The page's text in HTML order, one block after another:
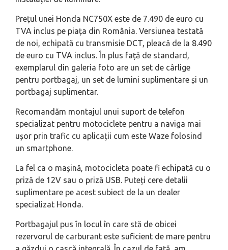
Prețul unei Honda NC750X este de 7.490 de euro cu
TVA inclus pe piața din România. Versiunea testată
de noi, echipată cu transmisie DCT, pleacă de la 8.490
de euro cu TVA inclus. În plus față de standard,
exemplarul din galeria foto are un set de cârlige
pentru portbagaj, un set de lumini suplimentare și un
portbagaj suplimentar.
Recomandăm montajul unui suport de telefon
specializat pentru motociclete pentru a naviga mai
ușor prin trafic cu aplicații cum este Waze folosind
un smartphone.
La fel ca o mașină, motocicleta poate fi echipată cu o
priză de 12V sau o priză USB. Puteți cere detalii
suplimentare pe acest subiect de la un dealer
specializat Honda.
Portbagajul pus în locul în care stă de obicei
rezervorul de carburant este suficient de mare pentru